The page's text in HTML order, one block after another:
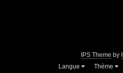
IPS Theme by
Langue
Thème